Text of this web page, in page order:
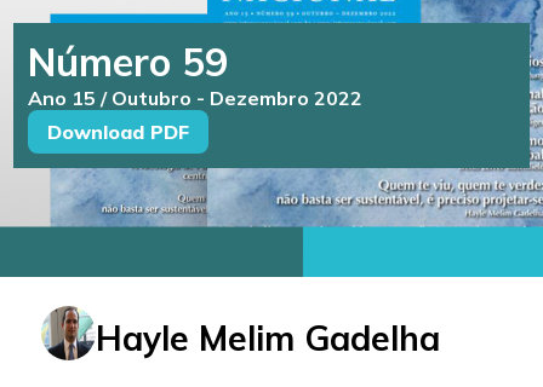
Número 59
Ano 15 / Outubro - Dezembro 2022
Download PDF
Hayle Melim Gadelha